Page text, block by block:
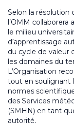
Selon la résolution
l’OMM
le milieu
d’apprentissage
du cycle de valeur
les domaines du
L’Organisation
tout en soulignant
normes
des Services
(SMHN) en tant
autorité.